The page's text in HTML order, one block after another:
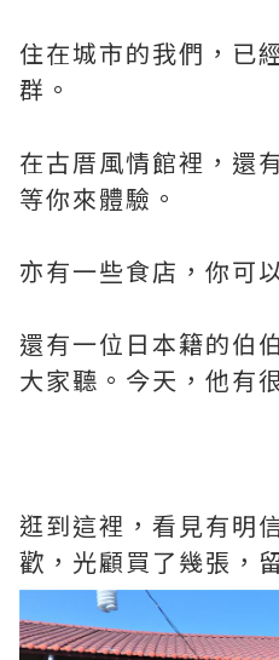
住在城市的我們，已
群。
在古厝風情館裡，還
等你來體驗。
亦有一些食店，你可
還有一位日本籍的伯
大家聽。今天，他有
逛到這裡，看見有明
歡，光顧買了幾張，